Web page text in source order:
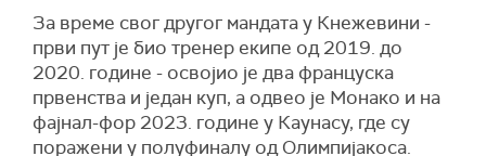
За време свог другог мандата у Кнежевини -
први пут је био тренер екипе од 2019. до
2020. године - освојио је два француска
првенства и један куп, а одвео је Монако и на
фајнал-фор 2023. године у Каунасу, где су
поражени у полуфиналу од Олимпијакоса.